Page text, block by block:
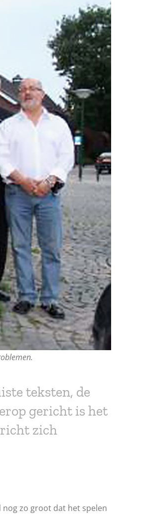
teksten, de
gericht is het
richt zich
nog zo groot dat het spelen